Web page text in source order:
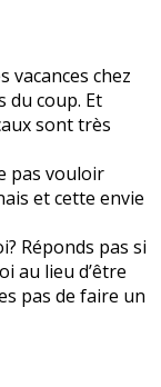
vacances chez
du coup. Et
sont très
pas vouloir
et cette envie
Réponds pas si
au lieu d’être
pas de faire un